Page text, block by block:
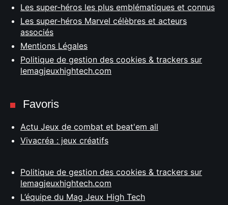
Les super-héros les plus emblématiques et connus
Les super-héros Marvel célèbres et acteurs
associés
Mentions Légales
Politique de gestion des cookies & trackers sur
lemagjeuxhightech.com
Favoris
Actu Jeux de combat et beat'em all
Vivacréa : jeux créatifs
Politique de gestion des cookies & trackers sur
lemagjeuxhightech.com
L’équipe du Mag Jeux High Tech